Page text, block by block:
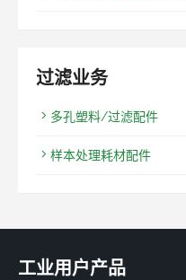
过滤业务
多孔塑料/过滤配件
样本处理耗材配件
工业用户产品